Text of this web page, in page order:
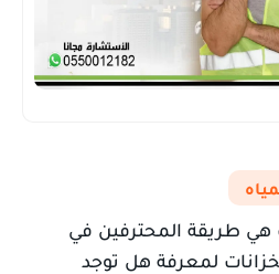
طريقة المحترفين في
لمعرفة هل توجد